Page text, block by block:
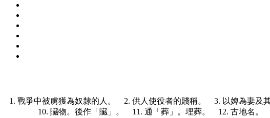
1. 戰爭中被虜獲為奴隸的人。 2. 供人使役者的賤稱。 3. 以婢為妻
10. 贜物。後作「贜」。 11. 通「葬」。埋葬。 12. 古地名